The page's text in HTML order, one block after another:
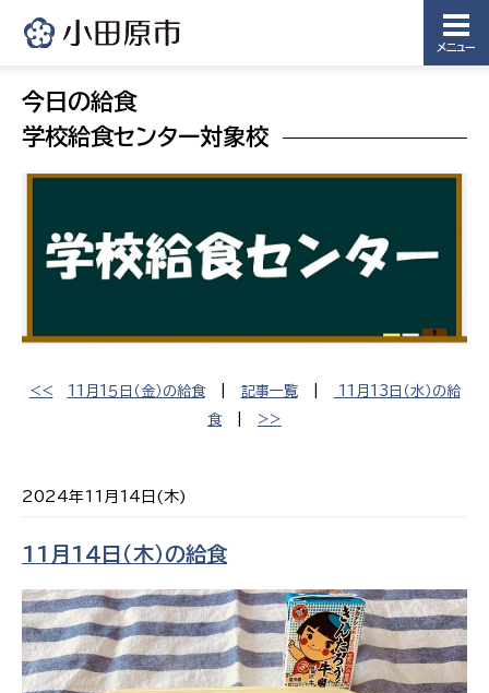
メニュー
今日の給食
学校給食センター対象校
<< 11月1５日（金）の給食| 記事一覧|
11月13日（水）の給
食
>>
2024年11月14日(木)
11月1４日（木）の給食